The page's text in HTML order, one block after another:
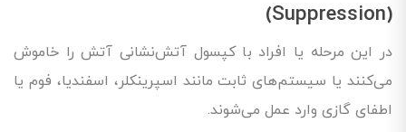
(Suppression)
در این مرحله یا افراد با کپسول آتش‌نشانی آتش را خاموش
می‌کنند یا سیستم‌های ثابت مانند اسپرینکلر، اسفندیا، فوم یا
اطفای گازی وارد عمل می‌شوند.